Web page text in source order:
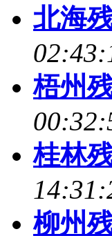
北海
梧州
桂林
柳州